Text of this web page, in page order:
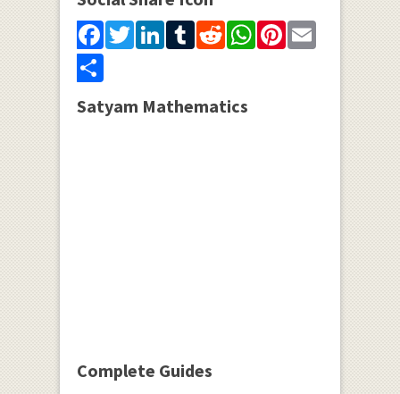
Facebook
Twitter
LinkedIn
Tumblr
Reddit
WhatsApp
Pinterest
Email
Share
Satyam Mathematics
Complete Guides